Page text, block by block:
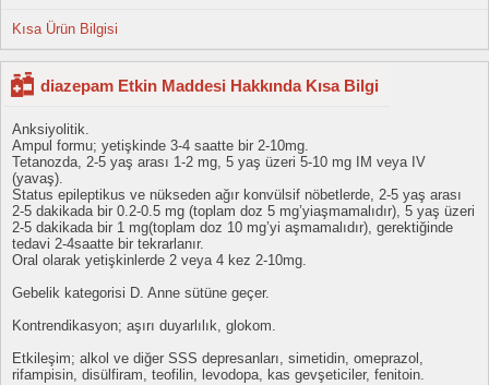
Kısa Ürün Bilgisi
diazepam Etkin Maddesi Hakkında Kısa Bilgi
Anksiyolitik.
Ampul formu; yetişkinde 3-4 saatte bir 2-10mg.
Tetanozda, 2-5 yaş arası 1-2 mg, 5 yaş üzeri 5-10 mg IM veya IV
(yavaş).
Status epileptikus ve nükseden ağır konvülsif nöbetlerde, 2-5 yaş arası
2-5 dakikada bir 0.2-0.5 mg (toplam doz 5 mg’yiaşmamalıdır), 5 yaş üzeri
2-5 dakikada bir 1 mg(toplam doz 10 mg’yi aşmamalıdır), gerektiğinde
tedavi 2-4saatte bir tekrarlanır.
Oral olarak yetişkinlerde 2 veya 4 kez 2-10mg.
Gebelik kategorisi D. Anne sütüne geçer.
Kontrendikasyon; aşırı duyarlılık, glokom.
Etkileşim; alkol ve diğer SSS depresanları, simetidin, omeprazol,
rifampisin, disülfiram, teofilin, levodopa, kas gevşeticiler, fenitoin.